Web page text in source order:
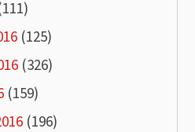
(125)
(326)
(159)
(196)